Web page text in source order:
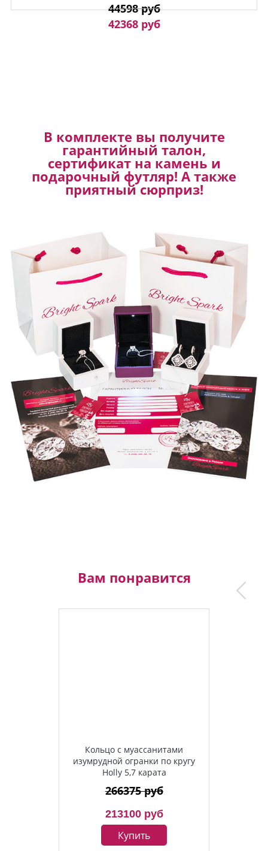
44598 руб
42368 руб
В комплекте вы получите
гарантийный талон,
сертификат на камень и
подарочный футляр! А также
приятный сюрприз!
Вам понравится
Кольцо с муассанитами
изумрудной огранки по кругу
Holly 5,7 карата
266375 руб
213100 руб
Купить